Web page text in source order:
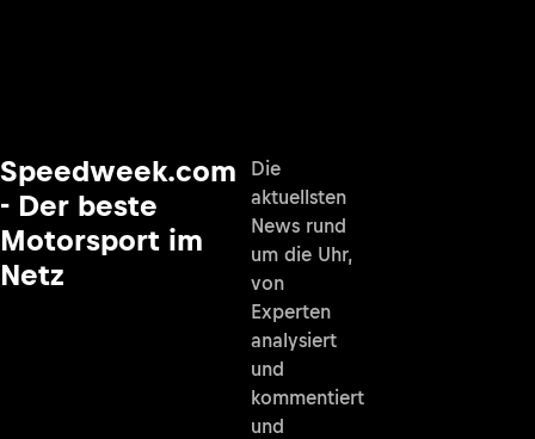
Speedweek.com
- Der beste
Motorsport im
Netz
Die
aktuellsten
News rund
um die Uhr,
von
Experten
analysiert
und
kommentiert
und